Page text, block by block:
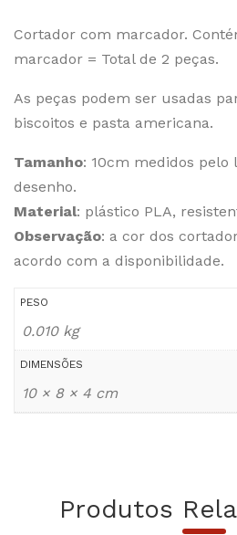
Cortador com marcador.
marcador = Total de 2 peças.
As peças podem ser usadas
biscoitos e pasta americana.
Tamanho: 10cm medidos pelo
desenho.
Material: plástico PLA,
Observação: a cor dos
acordo com a disponibilidade.
PESO
0.010 kg
DIMENSÕES
10 × 8 × 4 cm
Produtos